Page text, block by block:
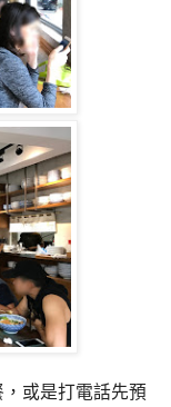
或是打電話先預